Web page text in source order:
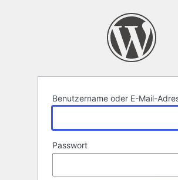
Benutzername oder E-Mail-
Passwort